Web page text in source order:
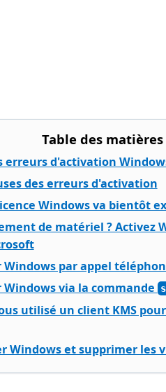
Table des matières
erreurs d'activation
des erreurs d'activation
Windows va bientôt
de matériel ? Activez
Windows par appel
Windows via la commande
utilisé un client KMS
Windows et supprimer les